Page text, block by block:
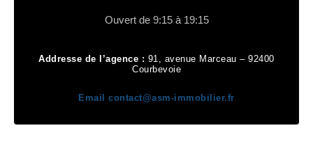
Ouvert de 9:15 à 19:15
Addresse de l’agence : 91, avenue Marceau – 92400
Courbevoie
Emailcontact@asm-immobilier.fr